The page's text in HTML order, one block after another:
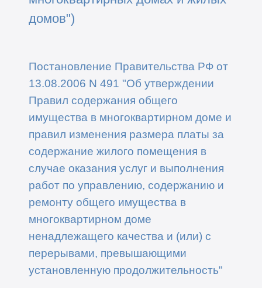
домов")
Постановление Правительства РФ от
13.08.2006 N 491 "Об утверждении
Правил содержания общего
имущества в многоквартирном доме и
правил изменения размера платы за
содержание жилого помещения в
случае оказания услуг и выполнения
работ по управлению, содержанию и
ремонту общего имущества в
многоквартирном доме
ненадлежащего качества и (или) с
перерывами, превышающими
установленную продолжительность"